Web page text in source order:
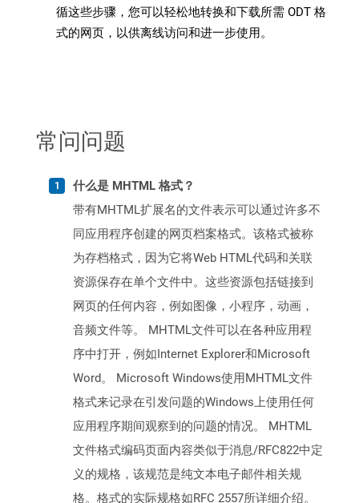
循这些步骤，您可以轻松地转换和下载所需 ODT 格
式的网页，以供离线访问和进一步使用。
常问问题
什么是 MHTML 格式？
带有MHTML扩展名的文件表示可以通过许多不
同应用程序创建的网页档案格式。该格式被称
为存档格式，因为它将Web HTML代码和关联
资源保存在单个文件中。这些资源包括链接到
网页的任何内容，例如图像，小程序，动画，
音频文件等。 MHTML文件可以在各种应用程
序中打开，例如Internet Explorer和Microsoft
Word。 Microsoft Windows使用MHTML文件
格式来记录在引发问题的Windows上使用任何
应用程序期间观察到的问题的情况。 MHTML
文件格式编码页面内容类似于消息/RFC822中定
义的规格，该规范是纯文本电子邮件相关规
格。格式的实际规格如RFC 2557所详细介绍。